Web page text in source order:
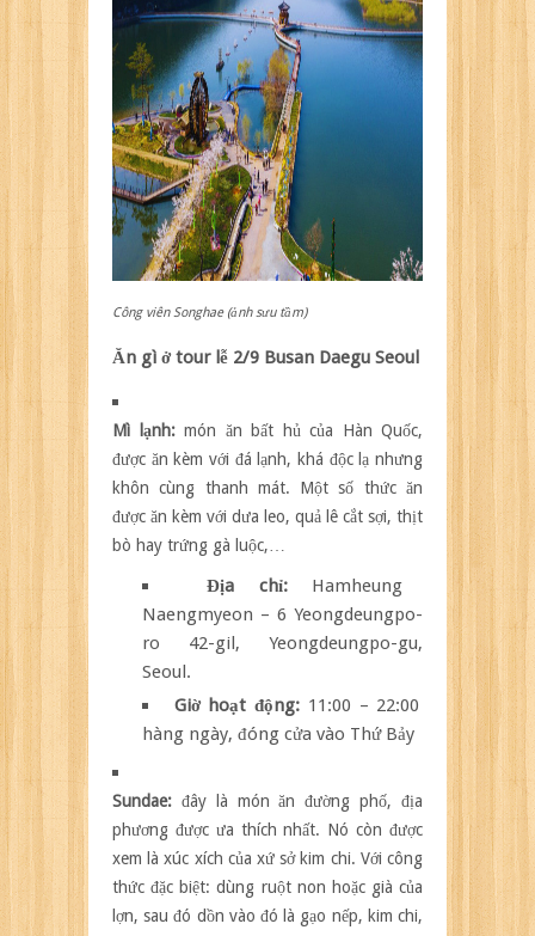
Công viên Songhae (ảnh sưu tầm)
Ăn gì ở tour lễ 2/9 Busan Daegu Seoul
Mì lạnh: món ăn bất hủ của Hàn Quốc,
được ăn kèm với đá lạnh, khá độc lạ nhưng
khôn cùng thanh mát. Một số thức ăn
được ăn kèm với dưa leo, quả lê cắt sợi, thịt
bò hay trứng gà luộc,…
Địa chỉ:
Hamheung
Naengmyeon – 6 Yeongdeungpo-
ro 42-gil, Yeongdeungpo-gu,
Seoul.
Giờ hoạt động: 11:00 – 22:00
hàng ngày, đóng cửa vào Thứ Bảy
Sundae: đây là món ăn đường phố, địa
phương được ưa thích nhất. Nó còn được
xem là xúc xích của xứ sở kim chi. Với công
thức đặc biệt: dùng ruột non hoặc già của
lợn, sau đó dồn vào đó là gạo nếp, kim chi,